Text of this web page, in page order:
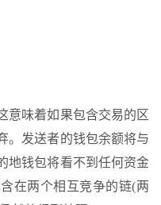
意味着如果包含交易的区
。发送者的钱包余额将与
地钱包将看不到任何资金
在两个相互竞争的链(两